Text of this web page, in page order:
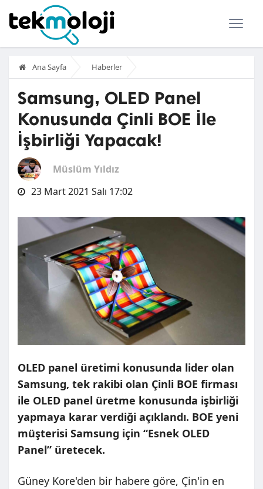
Ana Sayfa Haberler
Samsung, OLED Panel
Konusunda Çinli BOE İle
İşbirliği Yapacak!
Müslüm Yıldız
23 Mart 2021 Salı 17:02
OLED panel üretimi konusunda lider olan
Samsung, tek rakibi olan Çinli BOE firması
ile OLED panel üretme konusunda işbirliği
yapmaya karar verdiği açıklandı. BOE yeni
müşterisi Samsung için “Esnek OLED
Panel” üretecek.
Güney Kore'den bir habere göre, Çin'in en